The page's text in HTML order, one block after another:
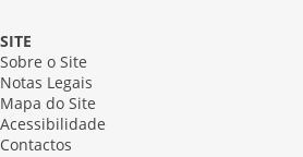
SITE
Sobre o Site
Notas Legais
Mapa do Site
Acessibilidade
Contactos